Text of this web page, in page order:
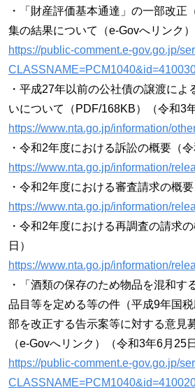
・「財産評価基本通達」の一部改正
集の結果について（e-Govへリンク
https://public-comment.e-gov.go.jp/
・平成27年以前の公社債の譲渡によ
いについて（PDF/168KB）（令和3
https://www.nta.go.jp/information/
・令和2年度における訴訟の概要（令
https://www.nta.go.jp/information/
・令和2年度における審査請求の概
https://www.nta.go.jp/information/
・令和2年度における再調査の請求
日）
https://www.nta.go.jp/information/
・「酒類の保存のため物品を混和す
品目等を定める等の件（平成9年国
部を改正する告示案等に対する意見
（e-Govへリンク）（令和3年6月25日
https://public-comment.e-gov.go.jp/